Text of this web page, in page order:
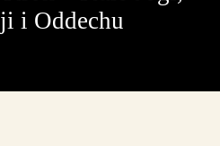
i Oddechu